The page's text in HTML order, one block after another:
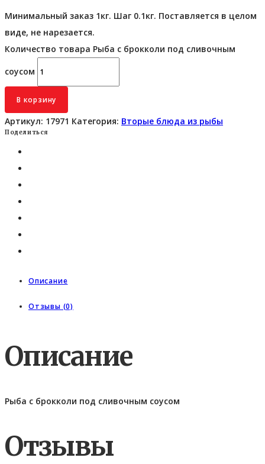
Минимальный заказ 1кг. Шаг 0.1кг. Поставляется в целом
виде, не нарезается.
Количество товара Рыба с брокколи под сливочным
соусом
В корзину
Артикул: 17971 Категория: Вторые блюда из рыбы
Поделиться
Описание
Отзывы (0)
Описание
Рыба с брокколи под сливочным соусом
Отзывы